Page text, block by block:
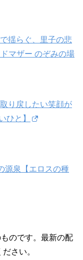
揺らぐ、里子の悲
マザー のぞみの場
り戻したい笑顔が
ひと】
源泉【エロスの種
のです。最新の配
さい。